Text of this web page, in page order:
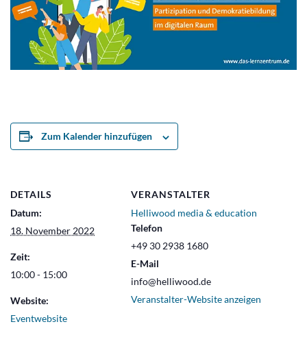
Zum Kalender hinzufügen
DETAILS
Datum:
18. November 2022
Zeit:
10:00 - 15:00
Website:
Eventwebsite
VERANSTALTER
Helliwood media & education
Telefon
+49 30 2938 1680
E-Mail
info@helliwood.de
Veranstalter-Website anzeigen